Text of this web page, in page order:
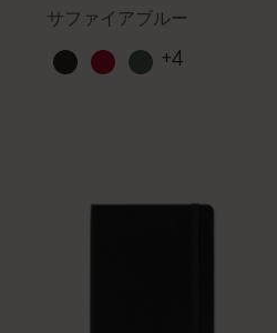
サファイアブルー
+4